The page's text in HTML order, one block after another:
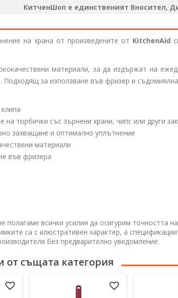
КитченШоп е единственият Вносител,
на храна от произведените от KitchenAid
материали, за да издържат на
Подходящ за използване във фризер и
на торбички със зърнени храни, чипс или други
захващане и оптимално уплътнение
материали
във фризера
полагаме всички усилия да осигурим точността
са с илюстративен характер, а
без предварително уведомление.
от същата категория